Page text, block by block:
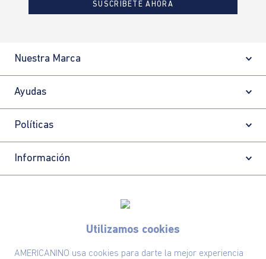
Utilizamos cookies
AMERICANINO usa cookies para darte la mejor experiencia
SUSCRÍBETE AHORA
Nuestra Marca
Ayudas
Políticas
Información